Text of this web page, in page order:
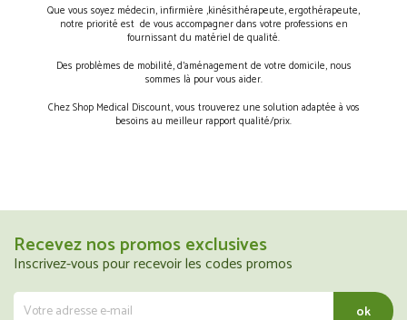
Que vous soyez médecin, infirmière ,kinésithérapeute, ergothérapeute,
notre priorité est de vous accompagner dans votre professions en
fournissant du matériel de qualité.
Des problèmes de mobilité, d’aménagement de votre domicile, nous
sommes là pour vous aider.
Chez Shop Medical Discount, vous trouverez une solution adaptée à vos
besoins au meilleur rapport qualité/prix.
Recevez nos promos exclusives
Inscrivez-vous pour recevoir les codes promos